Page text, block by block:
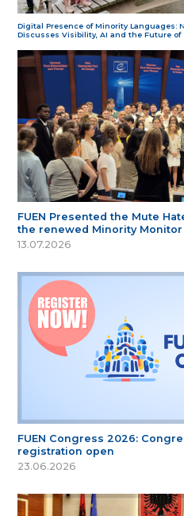
Digital Presence of Minority Languages:
Discusses Visibility, AI and the Future of
FUEN Presented the Mute
the renewed Minority
13.07.2026
FUEN Congress 2026:
registration open
23.06.2026